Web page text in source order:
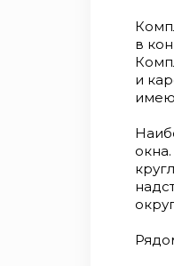
в
и